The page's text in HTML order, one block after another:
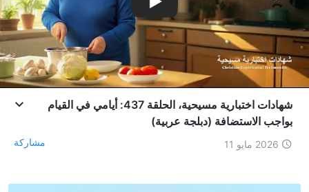
شهادات اختبارية مسيحية، الحلقة 437: أيامي في القيام
بواجب الاستضافة (دبلجة عربية)
2026 مايو 11 مشاركة